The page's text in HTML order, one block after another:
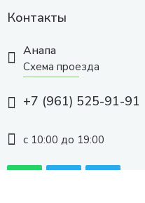
Контакты
Анапа
Схема проезда
+7 (961) 525-91-91
с 10:00 до 19:00